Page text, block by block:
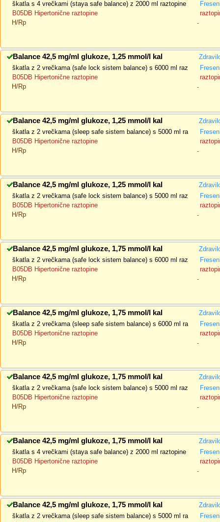
škatla s 4 vrečkami (staya safe balance) z 2000 ml raztopine
B05DB Hipertonične raztopine
H/Rp
-
Balance 42,5 mg/ml glukoze, 1,25 mmol/l kal
škatla z 2 vrečkama (safe lock sistem balance) s 6000 ml raz
B05DB Hipertonične raztopine
H/Rp
-
Balance 42,5 mg/ml glukoze, 1,25 mmol/l kal
škatla z 2 vrečkama (sleep safe sistem balance) s 5000 ml ra
B05DB Hipertonične raztopine
H/Rp
-
Balance 42,5 mg/ml glukoze, 1,25 mmol/l kal
škatla z 2 vrečkama (safe lock sistem balance) s 5000 ml raz
B05DB Hipertonične raztopine
H/Rp
-
Balance 42,5 mg/ml glukoze, 1,75 mmol/l kal
škatla z 2 vrečkama (safe lock sistem balance) s 6000 ml raz
B05DB Hipertonične raztopine
H/Rp
-
Balance 42,5 mg/ml glukoze, 1,75 mmol/l kal
škatla z 2 vrečkama (sleep safe sistem balance) s 6000 ml ra
B05DB Hipertonične raztopine
H/Rp
-
Balance 42,5 mg/ml glukoze, 1,75 mmol/l kal
škatla z 2 vrečkama (safe lock sistem balance) s 5000 ml raz
B05DB Hipertonične raztopine
H/Rp
-
Balance 42,5 mg/ml glukoze, 1,75 mmol/l kal
škatla s 4 vrečkami (staya safe balance) z 2000 ml raztopine
B05DB Hipertonične raztopine
H/Rp
-
Balance 42,5 mg/ml glukoze, 1,75 mmol/l kal
škatla z 2 vrečkama (sleep safe sistem balance) s 5000 ml ra